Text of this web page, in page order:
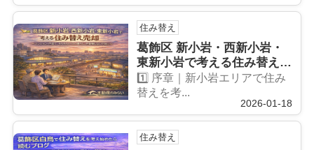
住み替え
葛飾区 新小岩・西新小岩・
東新小岩で考える住み替え売
却 ― マンション・戸建て、
それぞれの「次の暮らし」を
後悔しないために ―
1️⃣ 序章｜新小岩エリアで住み
替えを考...
2026-01-18
住み替え